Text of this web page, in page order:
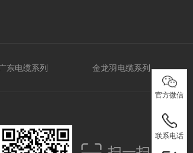
广东电缆系列 金龙羽电缆系列
官方微信
官方微信
联系电话